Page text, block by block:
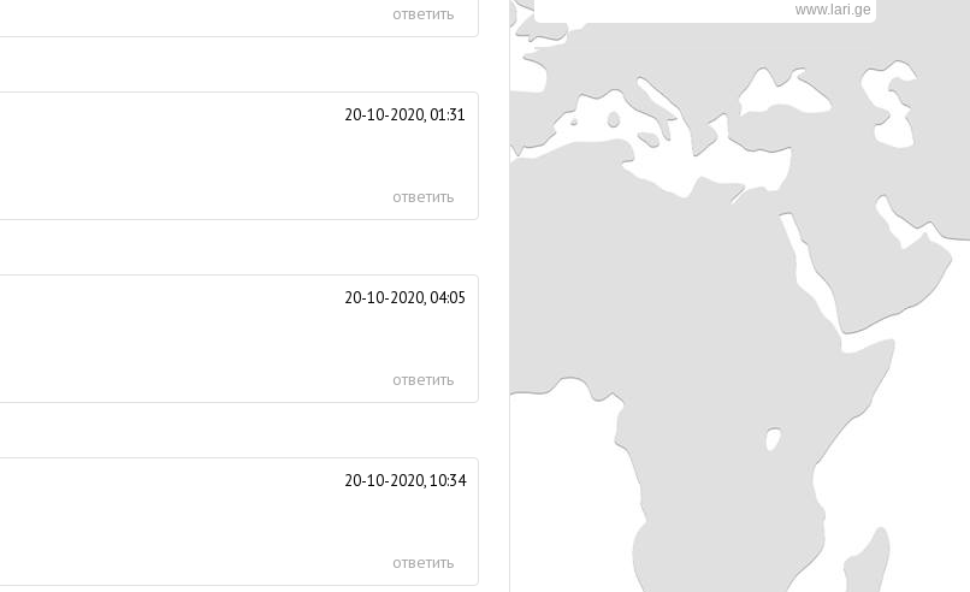
ответить
20-10-2020, 01:31
ответить
20-10-2020, 04:05
ответить
20-10-2020, 10:34
ответить
www.lari.ge